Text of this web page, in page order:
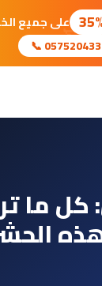
🌙على جميع
📞
كل ما